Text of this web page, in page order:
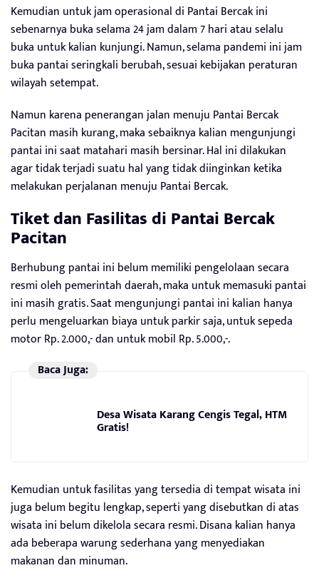
Kemudian untuk jam operasional di Pantai Bercak ini
sebenarnya buka selama 24 jam dalam 7 hari atau selalu
buka untuk kalian kunjungi. Namun, selama pandemi ini jam
buka pantai seringkali berubah, sesuai kebijakan peraturan
wilayah setempat.
Namun karena penerangan jalan menuju Pantai Bercak
Pacitan masih kurang, maka sebaiknya kalian mengunjungi
pantai ini saat matahari masih bersinar. Hal ini dilakukan
agar tidak terjadi suatu hal yang tidak diinginkan ketika
melakukan perjalanan menuju Pantai Bercak.
Tiket dan Fasilitas di Pantai Bercak
Pacitan
Berhubung pantai ini belum memiliki pengelolaan secara
resmi oleh pemerintah daerah, maka untuk memasuki pantai
ini masih gratis. Saat mengunjungi pantai ini kalian hanya
perlu mengeluarkan biaya untuk parkir saja, untuk sepeda
motor Rp. 2.000,- dan untuk mobil Rp. 5.000,-.
Baca Juga:
Desa Wisata Karang Cengis Tegal, HTM
Gratis!
Kemudian untuk fasilitas yang tersedia di tempat wisata ini
juga belum begitu lengkap, seperti yang disebutkan di atas
wisata ini belum dikelola secara resmi. Disana kalian hanya
ada beberapa warung sederhana yang menyediakan
makanan dan minuman.